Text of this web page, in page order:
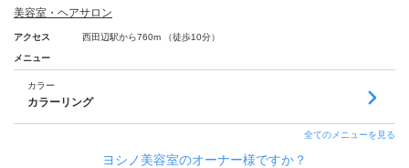
美容室・ヘアサロン
アクセス 西田辺駅から760m （徒歩10分）
メニュー
カラー
カラーリング
全てのメニューを見る
ヨシノ美容室のオーナー様ですか？